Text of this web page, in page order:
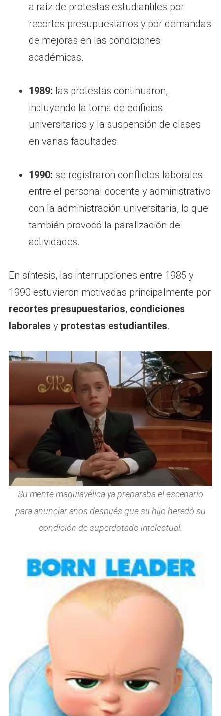
a raíz de protestas estudiantiles por
recortes presupuestarios y por demandas
de mejoras en las condiciones
académicas.
1989: las protestas continuaron,
incluyendo la toma de edificios
universitarios y la suspensión de clases
en varias facultades.
1990: se registraron conflictos laborales
entre el personal docente y administrativo
con la administración universitaria, lo que
también provocó la paralización de
actividades.
En síntesis, las interrupciones entre 1985 y
1990 estuvieron motivadas principalmente por
recortes presupuestarios, condiciones
laborales y protestas estudiantiles.
Su mente maquiavélica ya preparaba el escenario
para anunciar años después que su hijo heredó su
condición de superdotado intelectual.